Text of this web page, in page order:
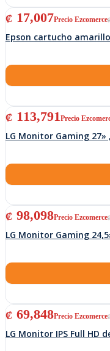
El precio original era: ₡
₡ 17,007
El precio actual es: ₡ 17,007.
Epson cartucho amarillo
El precio original era: ₡
₡ 113,791
El precio actual es: ₡ 113,791.
LG Monitor Gaming 27»
El precio original era: ₡
₡ 98,098
El precio actual es: ₡ 98,098.
LG Monitor Gaming
El precio original era: ₡
₡ 69,848
El precio actual es: ₡ 69,848.
LG Monitor IPS Full HD